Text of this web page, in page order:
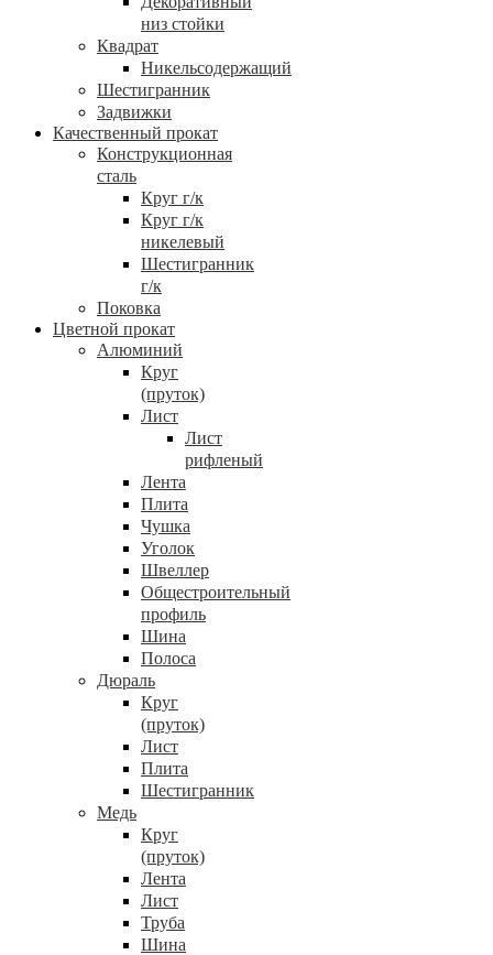
низ стойки
Квадрат
Никельсодержащий
Шестигранник
Задвижки
Качественный прокат
Конструкционная
сталь
Круг г/к
Круг г/к
никелевый
Шестигранник
г/к
Поковка
Цветной прокат
Алюминий
Круг
(пруток)
Лист
Лист
рифленый
Лента
Плита
Чушка
Уголок
Швеллер
Общестроительный
профиль
Шина
Полоса
Дюраль
Круг
(пруток)
Лист
Плита
Шестигранник
Медь
Круг
(пруток)
Лента
Лист
Труба
Шина